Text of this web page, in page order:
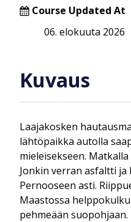
Course Updated At
06. elokuuta 2026
Kuvaus
Laajakosken
lähtöpaikka autolla
mieleisekseen.
Jonkin verran asfaltti
Pernooseen asti.
Maastossa
pehmeään suopohjaan.